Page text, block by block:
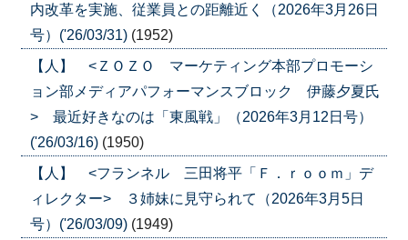
内改革を実施、従業員との距離近く（2026年3月26日
号）('26/03/31) (1952)
【人】 <ＺＯＺＯ マーケティング本部プロモーシ
ョン部メディアパフォーマンスブロック 伊藤夕夏氏
> 最近好きなのは「東風戦」（2026年3月12日号）
('26/03/16) (1950)
【人】 <フランネル 三田将平「Ｆ．ｒｏｏｍ」デ
ィレクター> ３姉妹に見守られて（2026年3月5日
号）('26/03/09) (1949)